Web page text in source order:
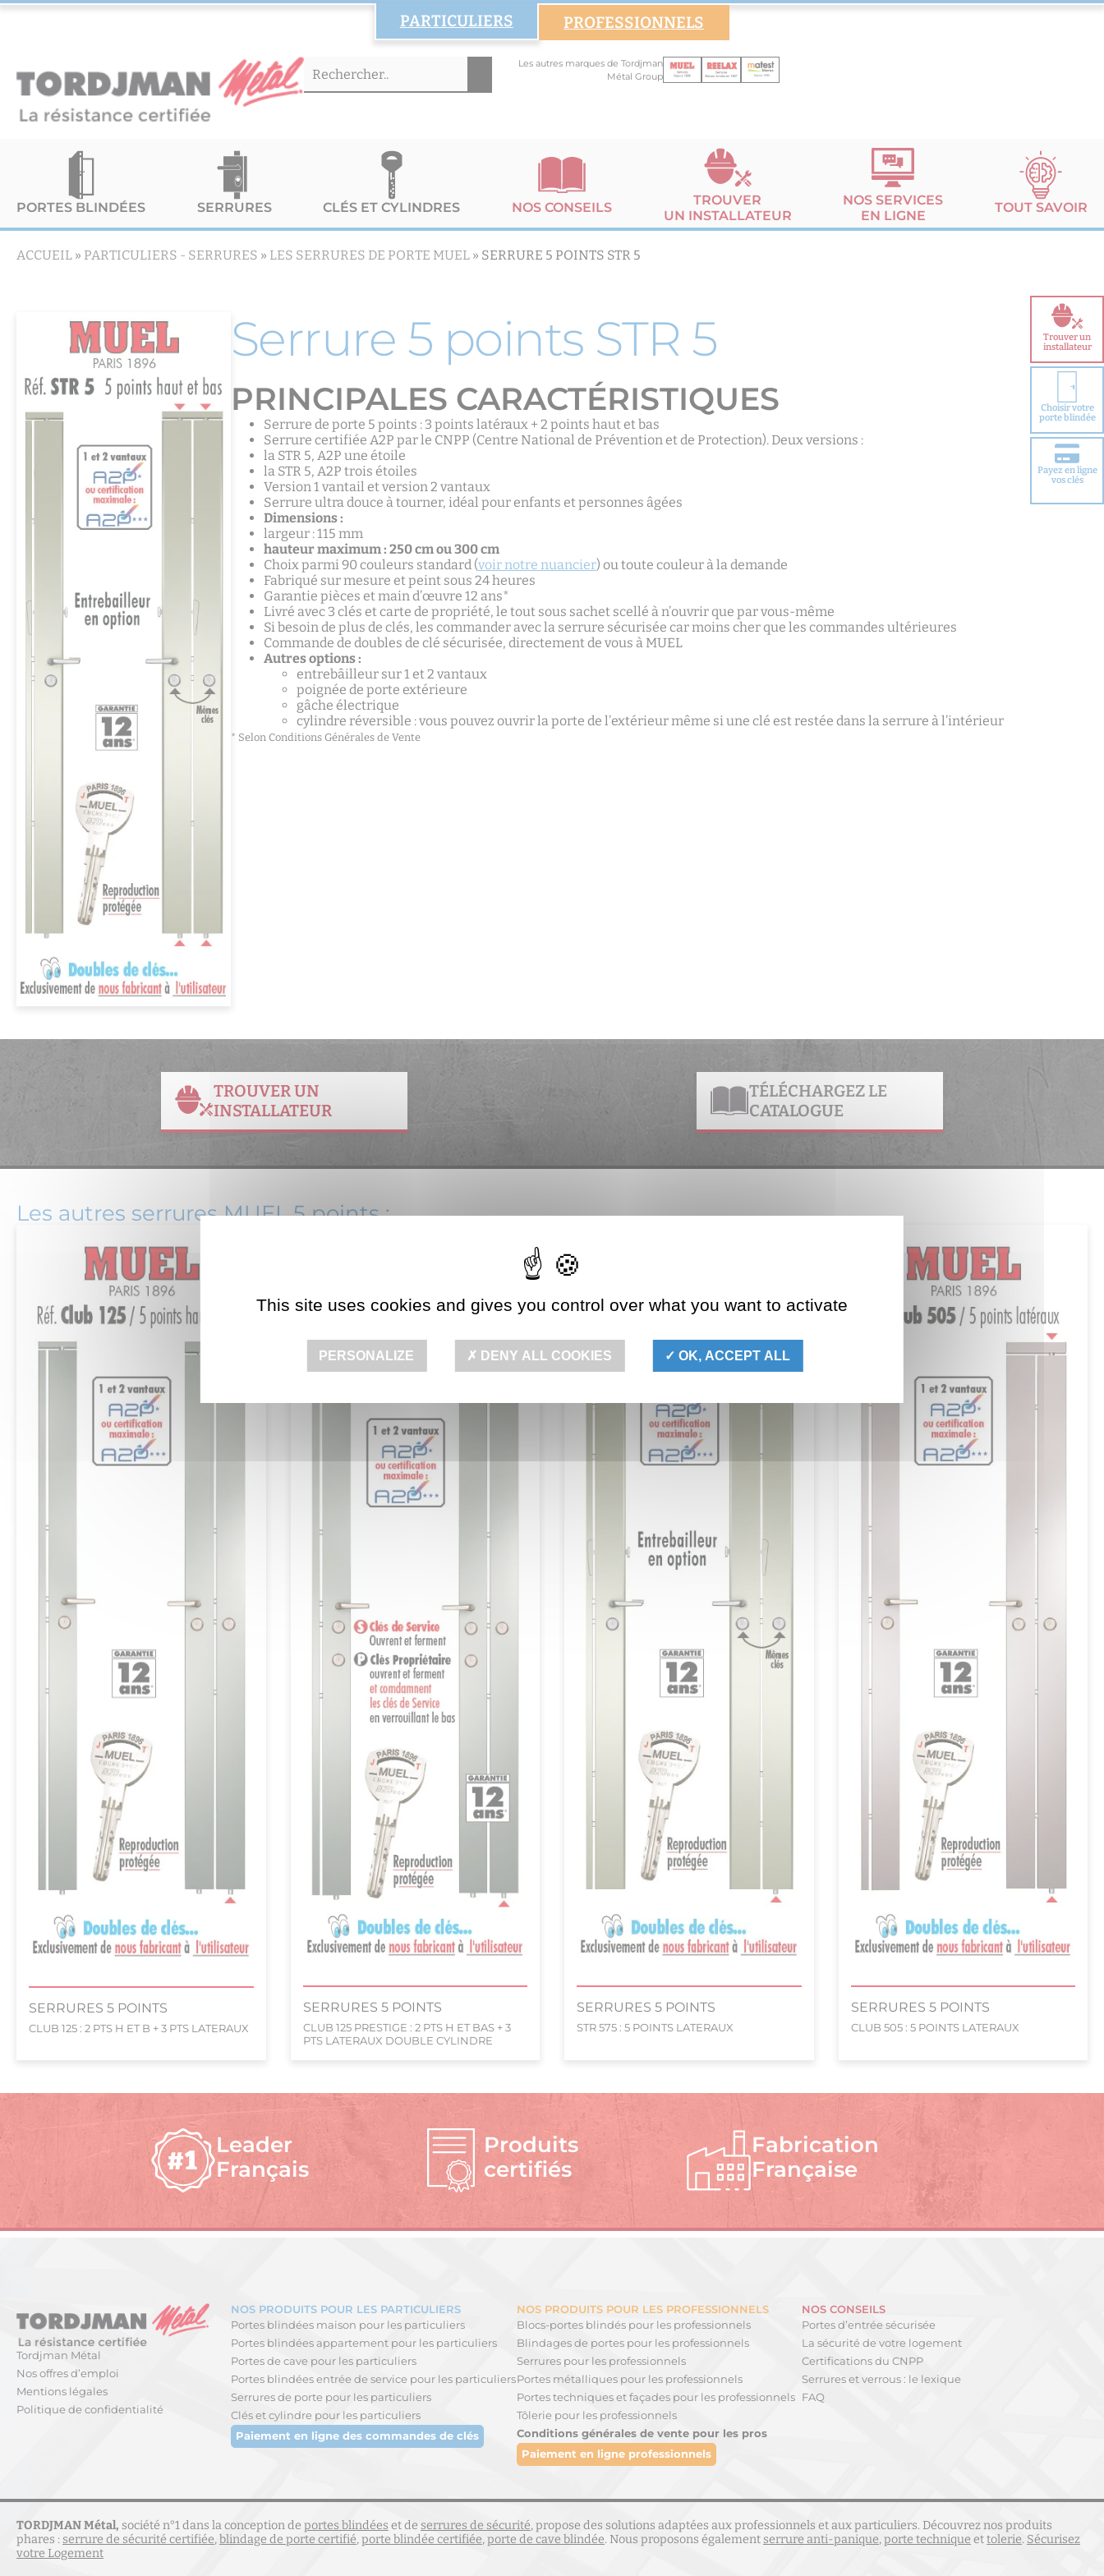
PARTICULIERS PROFESSIONNELS
Les autres marques de Tordjman
Métal Group
PORTES BLINDÉES SERRURES CLÉS ET CYLINDRES NOS CONSEILS
TROUVER
UN INSTALLATEUR
NOS SERVICES
EN LIGNE
TOUT SAVOIR
Trouver un
installateur
Choisir votre
porte blindée
Payez en ligne
vos clés
ACCUEIL » PARTICULIERS - SERRURES » LES SERRURES DE PORTE MUEL » SERRURE 5 POINTS STR 5
Serrure 5 points STR 5
PRINCIPALES CARACTÉRISTIQUES
Serrure de porte 5 points : 3 points latéraux + 2 points haut et bas
Serrure certifiée A2P par le CNPP (Centre National de Prévention et de Protection). Deux versions :
la STR 5, A2P une étoile
la STR 5, A2P trois étoiles
Version 1 vantail et version 2 vantaux
Serrure ultra douce à tourner, idéal pour enfants et personnes âgées
Dimensions :
largeur : 115 mm
hauteur maximum : 250 cm ou 300 cm
Choix parmi 90 couleurs standard (voir notre nuancier) ou toute couleur à la demande
Fabriqué sur mesure et peint sous 24 heures
Garantie pièces et main d’œuvre 12 ans*
Livré avec 3 clés et carte de propriété, le tout sous sachet scellé à n’ouvrir que par vous-même
Si besoin de plus de clés, les commander avec la serrure sécurisée car moins cher que les commandes ultérieures
Commande de doubles de clé sécurisée, directement de vous à MUEL
Autres options :
entrebâilleur sur 1 et 2 vantaux
poignée de porte extérieure
gâche électrique
cylindre réversible : vous pouvez ouvrir la porte de l’extérieur même si une clé est restée dans la serrure à l’intérieur
* Selon Conditions Générales de Vente
TROUVER UN
INSTALLATEUR
TÉLÉCHARGEZ LE
CATALOGUE
Les autres serrures MUEL 5 points :
SERRURES 5 POINTS
CLUB 125 : 2 PTS H ET B + 3 PTS LATERAUX
SERRURES 5 POINTS
CLUB 125 PRESTIGE : 2 PTS H ET BAS + 3
PTS LATERAUX DOUBLE CYLINDRE
SERRURES 5 POINTS
STR 575 : 5 POINTS LATERAUX
SERRURES 5 POINTS
CLUB 505 : 5 POINTS LATERAUX
Leader
Français
Produits
certifiés
Fabrication
Française
Tordjman Métal
Nos offres d’emploi
Mentions légales
Politique de confidentialité
NOS PRODUITS POUR LES PARTICULIERS
Portes blindées maison pour les particuliers
Portes blindées appartement pour les particuliers
Portes de cave pour les particuliers
Portes blindées entrée de service pour les particuliers
Serrures de porte pour les particuliers
Clés et cylindre pour les particuliers
Paiement en ligne des commandes de clés
NOS PRODUITS POUR LES PROFESSIONNELS
Blocs-portes blindés pour les professionnels
Blindages de portes pour les professionnels
Serrures pour les professionnels
Portes métalliques pour les professionnels
Portes techniques et façades pour les professionnels
Tôlerie pour les professionnels
Conditions générales de vente pour les pros
Paiement en ligne professionnels
NOS CONSEILS
Portes d’entrée sécurisée
La sécurité de votre logement
Certifications du CNPP
Serrures et verrous : le lexique
FAQ
TORDJMAN Métal, société n°1 dans la conception de portes blindées et de serrures de sécurité, propose des solutions adaptées aux professionnels et aux particuliers. Découvrez nos produits
phares : serrure de sécurité certifiée,blindage de porte certifié,porte blindée certifiée,porte de cave blindée. Nous proposons également serrure anti-panique,porte technique ettolerie. Sécurisez
votre Logement
This site uses cookies and gives you control over what you want to activate
PERSONALIZE DENY ALL COOKIES OK, ACCEPT ALL